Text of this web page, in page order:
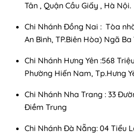
Tân , Quận Cầu Giấy , Hà Nội.
Chi Nhánh Đồng Nai : Tòa
An Bình, TP.Biên Hòa) Ngã Ba
Chi Nhánh Hưng Yên :568
Phường Hiến Nam, Tp.Hưng
Chi Nhánh Nha Trang : 33
Điềm Trung
Chi Nhánh Đà Nẵng: 04 Tiểu